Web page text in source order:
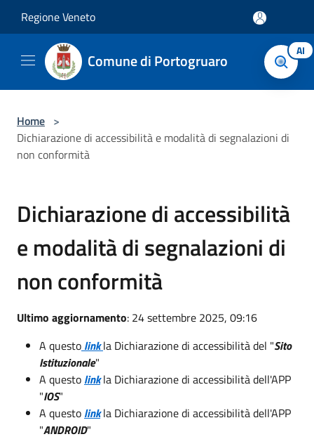
Regione Veneto
Comune di Portogruaro AI
Home >
Dichiarazione di accessibilità e modalità di segnalazioni di
non conformità
Dichiarazione di accessibilità
e modalità di segnalazioni di
non conformità
Ultimo aggiornamento: 24 settembre 2025, 09:16
A questo linkla Dichiarazione di accessibilità del "Sito
Istituzionale"
A questo link la Dichiarazione di accessibilità dell'APP
"IOS"
A questo link la Dichiarazione di accessibilità dell'APP
"ANDROID"